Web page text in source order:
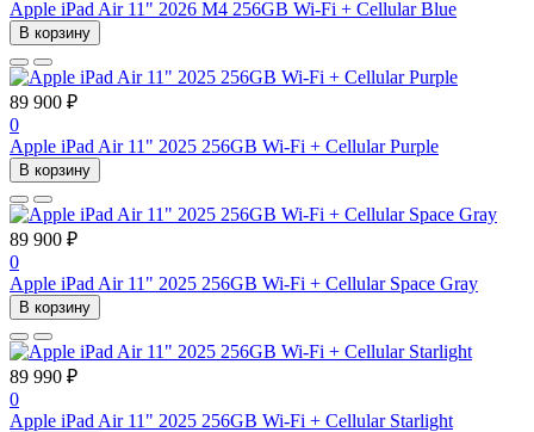
Apple iPad Air 11" 2026 M4 256GB Wi-Fi + Cellular Blue
В корзину
89 900 ₽
0
Apple iPad Air 11" 2025 256GB Wi-Fi + Cellular Purple
В корзину
89 900 ₽
0
Apple iPad Air 11" 2025 256GB Wi-Fi + Cellular Space Gray
В корзину
89 990 ₽
0
Apple iPad Air 11" 2025 256GB Wi-Fi + Cellular Starlight